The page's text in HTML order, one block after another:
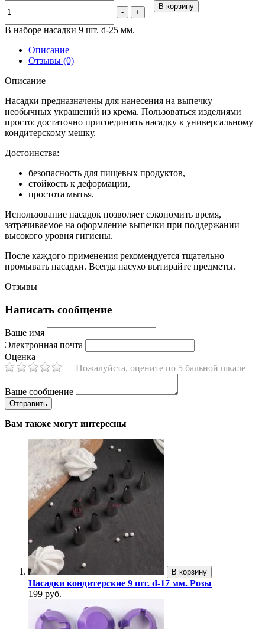
- +
В корзину
В наборе насадки 9 шт. d-25 мм.
Описание
Отзывы (0)
Описание
Насадки предназначены для нанесения на выпечку
необычных украшений из крема. Пользоваться изделиями
просто: достаточно присоединить насадку к универсальному
кондитерскому мешку.
Достоинства:
безопасность для пищевых продуктов,
стойкость к деформации,
простота мытья.
Использование насадок позволяет сэкономить время,
затрачиваемое на оформление выпечки при поддержании
высокого уровня гигиены.
После каждого применения рекомендуется тщательно
промывать насадки. Всегда насухо вытирайте предметы.
Отзывы
Написать сообщение
Ваше имя
Электронная почта
Оценка
Пожалуйста, оцените по 5 бальной шкале
Ваше сообщение
Вам также могут интересны
В корзину
Насадки кондитерские 9 шт. d-17 мм. Розы
199 руб.